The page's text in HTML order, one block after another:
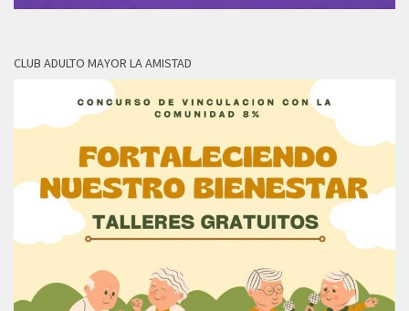
CLUB ADULTO MAYOR LA AMISTAD